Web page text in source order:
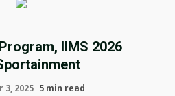
IIMS 2026
3, 2025 5 min read